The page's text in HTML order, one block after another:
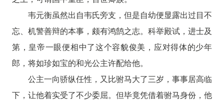
韦元衡虽然出自韦氏旁支，但是自幼便显露出过目不
忘、机警善辩的本事，颇有鸿鹄之志。科举殿试，进士及
第，皇帝一眼便相中了这个容貌俊美，应对得体的少年
郎，将如珍如宝的和光公主许配给他。
公主一向骄纵任性，又比驸马大了三岁，事事居高临
下，让他着实受了不少委屈。但毕竟凭借着驸马身份，他